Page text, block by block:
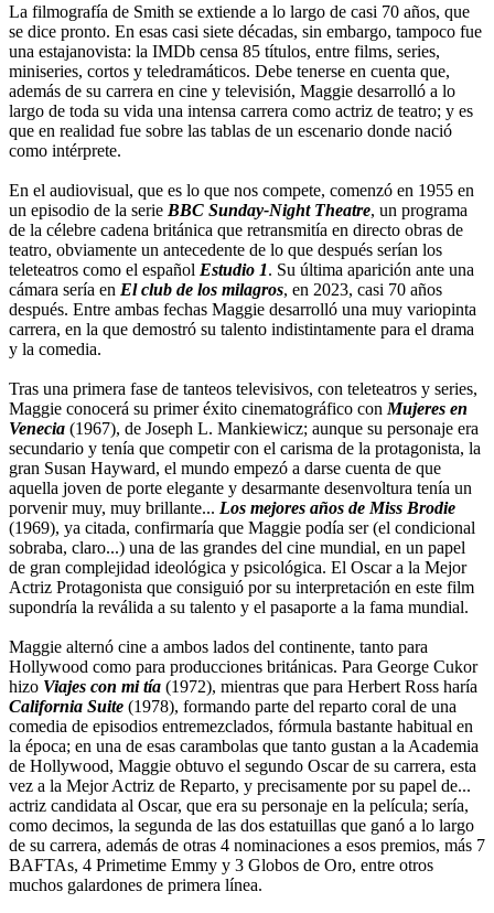
La filmografía de Smith se extiende a lo largo de casi 70 años, que
se dice pronto. En esas casi siete décadas, sin embargo, tampoco fue
una estajanovista: la IMDb censa 85 títulos, entre films, series,
miniseries, cortos y teledramáticos. Debe tenerse en cuenta que,
además de su carrera en cine y televisión, Maggie desarrolló a lo
largo de toda su vida una intensa carrera como actriz de teatro; y es
que en realidad fue sobre las tablas de un escenario donde nació
como intérprete.
En el audiovisual, que es lo que nos compete, comenzó en 1955 en
un episodio de la serie BBC Sunday-Night Theatre, un programa
de la célebre cadena británica que retransmitía en directo obras de
teatro, obviamente un antecedente de lo que después serían los
teleteatros como el español Estudio 1. Su última aparición ante una
cámara sería en El club de los milagros, en 2023, casi 70 años
después. Entre ambas fechas Maggie desarrolló una muy variopinta
carrera, en la que demostró su talento indistintamente para el drama
y la comedia.
Tras una primera fase de tanteos televisivos, con teleteatros y series,
Maggie conocerá su primer éxito cinematográfico con Mujeres en
Venecia (1967), de Joseph L. Mankiewicz; aunque su personaje era
secundario y tenía que competir con el carisma de la protagonista, la
gran Susan Hayward, el mundo empezó a darse cuenta de que
aquella joven de porte elegante y desarmante desenvoltura tenía un
porvenir muy, muy brillante... Los mejores años de Miss Brodie
(1969), ya citada, confirmaría que Maggie podía ser (el condicional
sobraba, claro...) una de las grandes del cine mundial, en un papel
de gran complejidad ideológica y psicológica. El Oscar a la Mejor
Actriz Protagonista que consiguió por su interpretación en este film
supondría la reválida a su talento y el pasaporte a la fama mundial.
Maggie alternó cine a ambos lados del continente, tanto para
Hollywood como para producciones británicas. Para George Cukor
hizo Viajes con mi tía (1972), mientras que para Herbert Ross haría
California Suite (1978), formando parte del reparto coral de una
comedia de episodios entremezclados, fórmula bastante habitual en
la época; en una de esas carambolas que tanto gustan a la Academia
de Hollywood, Maggie obtuvo el segundo Oscar de su carrera, esta
vez a la Mejor Actriz de Reparto, y precisamente por su papel de...
actriz candidata al Oscar, que era su personaje en la película; sería,
como decimos, la segunda de las dos estatuillas que ganó a lo largo
de su carrera, además de otras 4 nominaciones a esos premios, más 7
BAFTAs, 4 Primetime Emmy y 3 Globos de Oro, entre otros
muchos galardones de primera línea.